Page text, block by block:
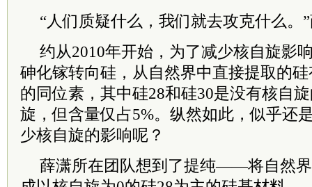
“人们质疑什么，我们就去攻克什么。
约从2010年开始，为了减少核自旋影
砷化镓转向硅，从自然界中直接提取的
的同位素，其中硅28和硅30是没有核自
旋，但含量仅占5%。纵然如此，似乎还
少核自旋的影响呢？
薛潇所在团队想到了提纯——将自然